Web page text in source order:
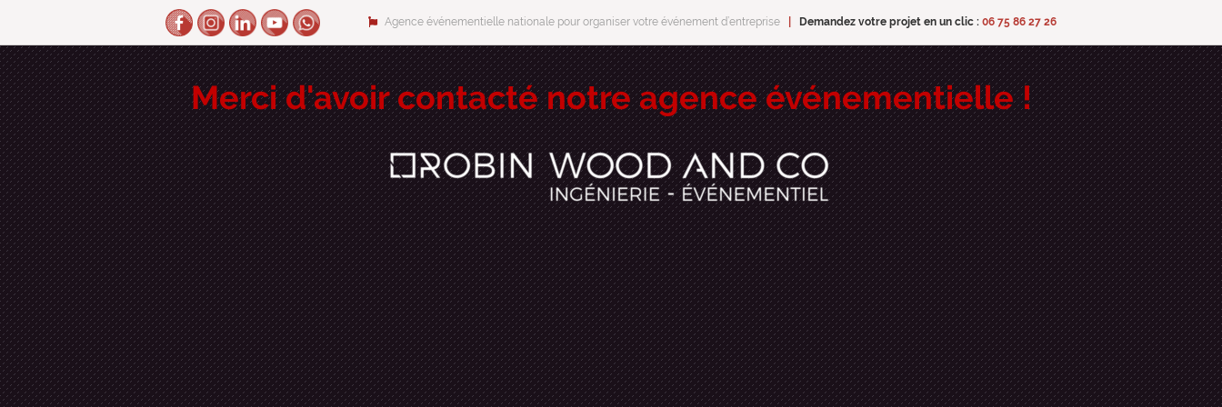
Agence événementielle nationale pour organiser votre événement d’entreprise Demandez votre projet en un clic : 06 75 86 27 26
Merci d'avoir contacté notre agence événementielle !
RETOUR SUR LA PAGE D’ACCUEIL DU SITE ↩︎